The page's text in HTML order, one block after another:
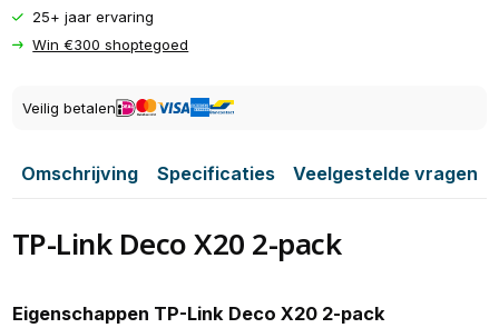
25+ jaar ervaring
Win €300 shoptegoed
Veilig betalen
Omschrijving Specificaties Veelgestelde vragen
TP-Link Deco X20 2-pack
Eigenschappen TP-Link Deco X20 2-pack